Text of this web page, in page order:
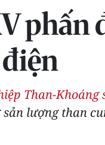
phấn
Than-
lượng than